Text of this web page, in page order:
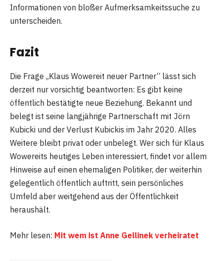
Informationen von bloßer Aufmerksamkeitssuche zu
unterscheiden.
Fazit
Die Frage „Klaus Wowereit neuer Partner“ lässt sich
derzeit nur vorsichtig beantworten: Es gibt keine
öffentlich bestätigte neue Beziehung. Bekannt und
belegt ist seine langjährige Partnerschaft mit Jörn
Kubicki und der Verlust Kubickis im Jahr 2020. Alles
Weitere bleibt privat oder unbelegt. Wer sich für Klaus
Wowereits heutiges Leben interessiert, findet vor allem
Hinweise auf einen ehemaligen Politiker, der weiterhin
gelegentlich öffentlich auftritt, sein persönliches
Umfeld aber weitgehend aus der Öffentlichkeit
heraushält.
Mehr lesen: Mit wem ist Anne Gellinek verheiratet